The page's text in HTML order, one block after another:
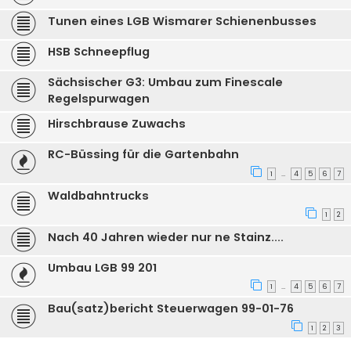
Tunen eines LGB Wismarer Schienenbusses
HSB Schneepflug
Sächsischer G3: Umbau zum Finescale
Regelspurwagen
Hirschbrause Zuwachs
RC-Büssing für die Gartenbahn
1 … 4 5 6 7
Waldbahntrucks
1 2
Nach 40 Jahren wieder nur ne Stainz....
Umbau LGB 99 201
1 … 4 5 6 7
Bau(satz)bericht Steuerwagen 99-01-76
1 2 3